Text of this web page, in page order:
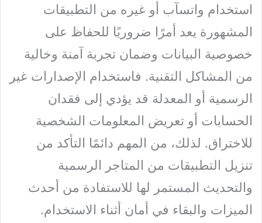
استخدام واتسآب أو غيره من التطبيقات
المشهورة يعد أمرًا ضروريًا للحفاظ على
خصوصية البيانات وضمان تجربة آمنة وخالية
من المشاكل التقنية. فاستخدام الإصدارات غير
الرسمية أو المعدلة قد يؤدي إلى فقدان
الحسابات أو تعريض المعلومات الشخصية
للاختراق. لذلك، من المهم دائمًا التأكد من
تنزيل التطبيقات من المتاجر الرسمية
والتحديث المستمر لها للاستفادة من أحدث
الميزات والبقاء في أمان أثناء الاستخدام.